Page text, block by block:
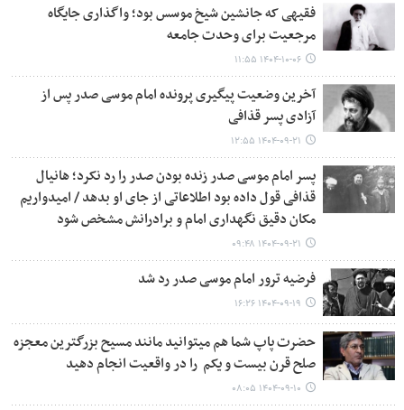
فقیهی که جانشین شیخ موسس بود؛ واگذاری جایگاه
مرجعیت برای وحدت جامعه
۱۴۰۴-۱۰-۰۶ ۱۱:۵۵
آخرین وضعیت پیگیری پرونده امام موسی صدر پس از
آزادی پسر قذافی
۱۴۰۴-۰۹-۲۱ ۱۲:۵۵
پسر امام موسی صدر زنده بودن صدر را رد نکرد؛ هانیال
قذافی قول داده بود اطلاعاتی از جای او بدهد / امیدواریم
مکان دقیق نگهداری امام و برادرانش مشخص شود
۱۴۰۴-۰۹-۲۱ ۰۹:۴۸
فرضیه ترور امام موسی صدر رد شد
۱۴۰۴-۰۹-۱۹ ۱۶:۲۶
حضرت پاپ شما هم میتوانید مانند مسیح بزرگترین معجزه
صلح قرن بیست و یکم را در واقعیت انجام دهید
۱۴۰۴-۰۹-۱۰ ۰۸:۰۵